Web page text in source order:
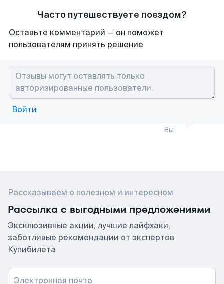
Часто путешествуете поездом?
Оставьте комментарий — он поможет
пользователям принять решение
Войти
Вы
Рассказываем о полезном и интересном
Рассылка с выгодными предложениями
Эксклюзивные акции, лучшие лайфхаки,
заботливые рекомендации от экспертов
Купибилета
Электронная почта